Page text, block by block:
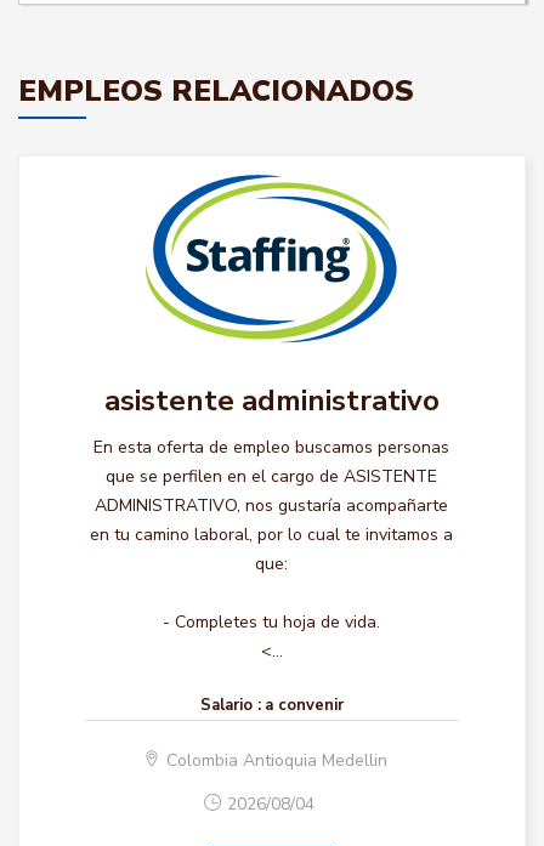
EMPLEOS RELACIONADOS
asistente administrativo
En esta oferta de empleo buscamos personas
que se perfilen en el cargo de ASISTENTE
ADMINISTRATIVO, nos gustaría acompañarte
en tu camino laboral, por lo cual te invitamos a
que:
- Completes tu hoja de vida.
<...
Salario : a convenir
Colombia Antioquia Medellin
2026/08/04